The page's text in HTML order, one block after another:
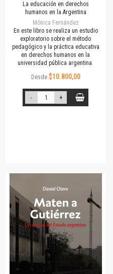
La educación en derechos
humanos en la Argentina
Mónica Fernández
En este libro se realiza un estudio
exploratorio sobre el método
pedagógico y la práctica educativa
en derechos humanos en la
universidad pública argentina.
Desde $10.800,00
- +